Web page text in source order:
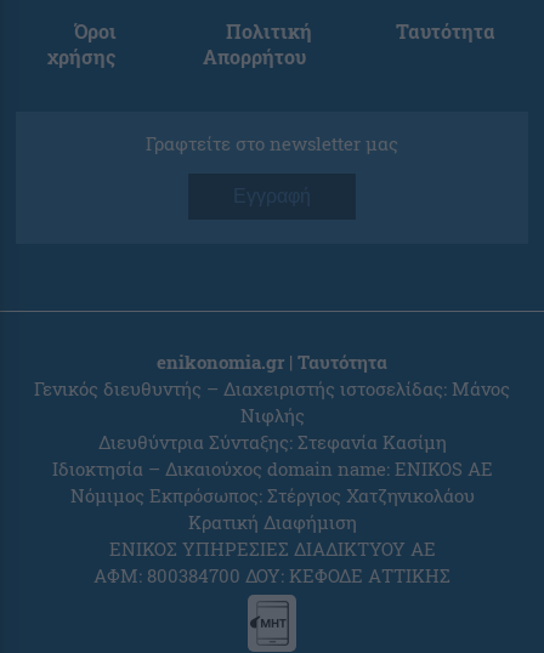
Όροι
χρήσης
Πολιτική
Απορρήτου
Ταυτότητα
Γραφτείτε στο newsletter μας
Εγγραφή
enikonomia.gr | Ταυτότητα
Γενικός διευθυντής – Διαχειριστής ιστοσελίδας: Μάνος
Νιφλής
Διευθύντρια Σύνταξης: Στεφανία Κασίμη
Ιδιοκτησία – Δικαιούχος domain name: ENIKOS AE
Νόμιμος Εκπρόσωπος: Στέργιος Χατζηνικολάου
Κρατική Διαφήμιση
ΕΝΙΚΟΣ ΥΠΗΡΕΣΙΕΣ ΔΙΑΔΙΚΤΥΟΥ ΑΕ
ΑΦΜ: 800384700 ΔΟΥ: ΚΕΦΟΔΕ ΑΤΤΙΚΗΣ